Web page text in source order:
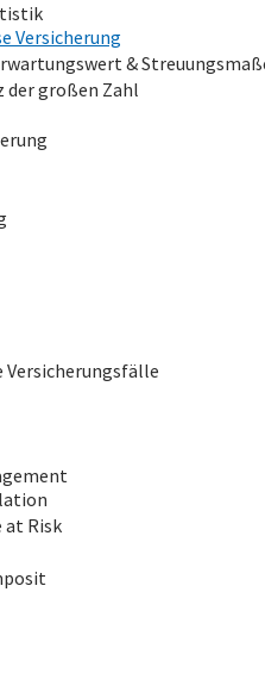
Versicherung
&
der großen Zahl
at Risk